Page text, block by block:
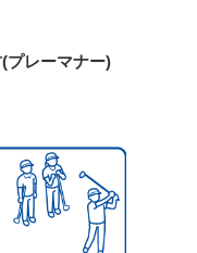
プレーマナー)